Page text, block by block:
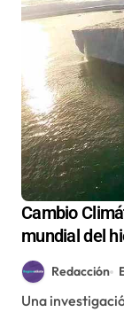
Cambio
mundial del
según
Redacción
Una investigación publicada este lunes 25 de enero por